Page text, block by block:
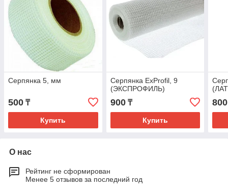
Серпянка 5, мм
500 ₸
Купить
Серпянка ExProfil, 9
(ЭКСПРОФИЛЬ)
900₸
Купить
800
О нас
Рейтинг не сформирован
Менее 5 отзывов за последний год